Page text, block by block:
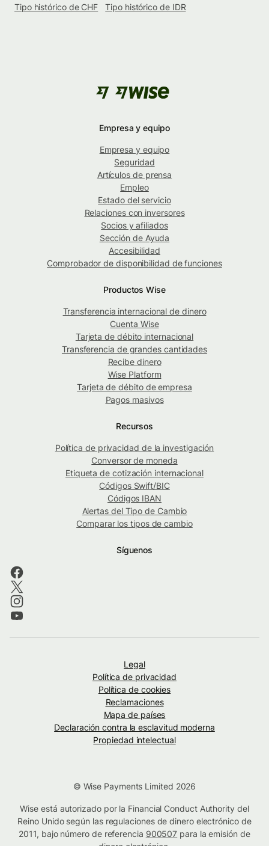
Tipo histórico de CHF
Tipo histórico de IDR
Empresa y equipo
Empresa y equipo
Seguridad
Artículos de prensa
Empleo
Estado del servicio
Relaciones con inversores
Socios y afiliados
Sección de Ayuda
Accesibilidad
Comprobador de disponibilidad de funciones
Productos Wise
Transferencia internacional de dinero
Cuenta Wise
Tarjeta de débito internacional
Transferencia de grandes cantidades
Recibe dinero
Wise Platform
Tarjeta de débito de empresa
Pagos masivos
Recursos
Política de privacidad de la investigación
Conversor de moneda
Etiqueta de cotización internacional
Códigos Swift/BIC
Códigos IBAN
Alertas del Tipo de Cambio
Comparar los tipos de cambio
Síguenos
Legal
Política de privacidad
Política de cookies
Reclamaciones
Mapa de países
Declaración contra la esclavitud moderna
Propiedad intelectual
© Wise Payments Limited 2026
Wise está autorizado por la Financial Conduct Authority del
Reino Unido según las regulaciones de dinero electrónico de
2011, bajo número de referencia 900507 para la emisión de